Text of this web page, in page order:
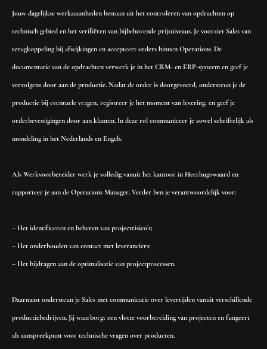
Jouw dagelijkse werkzaamheden bestaan uit het controleren van opdrachten op
technisch gebied en het verifiëren van bijbehorende prijsniveaus. Je voorziet Sales van
terugkoppeling bij afwijkingen en accepteert orders binnen Operations. De
documentatie van de opdrachten verwerk je in het CRM- en ERP-systeem en geef je
vervolgens door aan de productie. Nadat de order is doorgevoerd, ondersteun je de
productie bij eventuele vragen, registreer je het moment van levering, en geef je
orderbevestigingen door aan klanten. In deze rol communiceer je zowel schriftelijk als
mondeling in het Nederlands en Engels.
Als Werkvoorbereider werk je volledig vanuit het kantoor in Heerhugowaard en
rapporteer je aan de Operations Manager. Verder ben je verantwoordelijk voor:
– Het identificeren en beheren van projectrisico’s;
– Het onderhouden van contact met leveranciers;
– Het bijdragen aan de optimalisatie van projectprocessen.
Daarnaast ondersteun je Sales met communicatie over levertijden vanuit verschillende
productiebedrijven. Jij waarborgt een vlotte voorbereiding van projecten en fungeert
als aanspreekpunt voor technische vragen over producten.